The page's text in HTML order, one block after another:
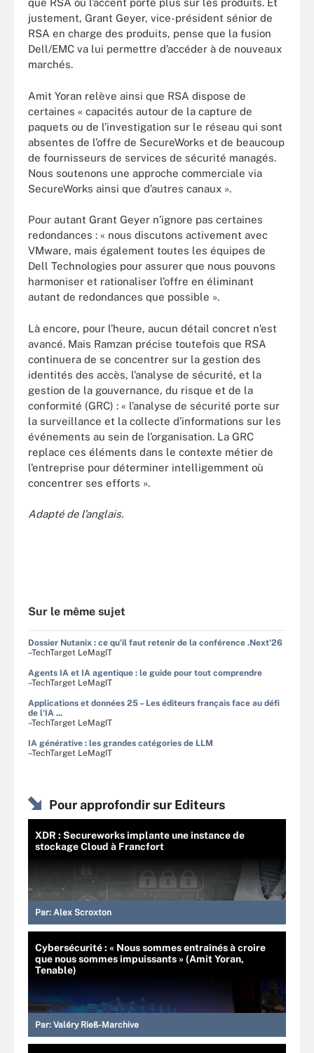
que RSA où l’accent porte plus sur les produits. Et
justement, Grant Geyer, vice-président sénior de
RSA en charge des produits, pense que la fusion
Dell/EMC va lui permettre d’accéder à de nouveaux
marchés.
Amit Yoran relève ainsi que RSA dispose de
certaines « capacités autour de la capture de
paquets ou de l’investigation sur le réseau qui sont
absentes de l’offre de SecureWorks et de beaucoup
de fournisseurs de services de sécurité managés.
Nous soutenons une approche commerciale via
SecureWorks ainsi que d’autres canaux ».
Pour autant Grant Geyer n’ignore pas certaines
redondances : « nous discutons activement avec
VMware, mais également toutes les équipes de
Dell Technologies pour assurer que nous pouvons
harmoniser et rationaliser l’offre en éliminant
autant de redondances que possible ».
Là encore, pour l’heure, aucun détail concret n’est
avancé. Mais Ramzan précise toutefois que RSA
continuera de se concentrer sur la gestion des
identités des accès, l’analyse de sécurité, et la
gestion de la gouvernance, du risque et de la
conformité (GRC) : « l’analyse de sécurité porte sur
la surveillance et la collecte d’informations sur les
événements au sein de l’organisation. La GRC
replace ces éléments dans le contexte métier de
l’entreprise pour déterminer intelligemment où
concentrer ses efforts ».
Adapté de l’anglais.
Sur le même sujet
Dossier Nutanix : ce qu'il faut retenir de la conférence .Next'26
–TechTarget LeMagIT
Agents IA et IA agentique : le guide pour tout comprendre
–TechTarget LeMagIT
Applications et données 25 – Les éditeurs français face au défi
de l'IA ...
–TechTarget LeMagIT
IA générative : les grandes catégories de LLM
–TechTarget LeMagIT
Pour approfondir sur Editeurs
XDR : Secureworks implante une instance de
stockage Cloud à Francfort
Par: Alex Scroxton
Cybersécurité : « Nous sommes entraînés à croire
que nous sommes impuissants » (Amit Yoran,
Tenable)
Par: Valéry Rieß-Marchive